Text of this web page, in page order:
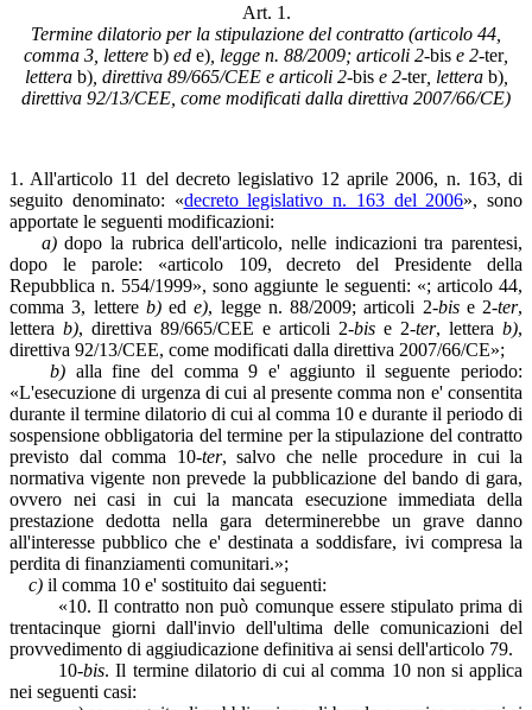
Art. 1.
Termine dilatorio per la stipulazione del contratto (articolo 44,
comma 3, lettere b) ed e) , legge n. 88/2009; articoli 2-bis e 2-ter,
lettera b), direttiva 89/665/CEE e articoli 2-bise 2-ter, lettera b),
direttiva 92/13/CEE, come modificati dalla direttiva 2007/66/CE)
1. All'articolo 11 del decreto legislativo 12 aprile 2006, n. 163, di
seguito denominato: «decreto legislativo n. 163 del 2006», sono
apportate le seguenti modificazioni:
a)dopo la rubrica dell'articolo, nelle indicazioni tra parentesi,
dopo le parole: «articolo 109, decreto del Presidente della
Repubblica n. 554/1999», sono aggiunte le seguenti: «; articolo 44,
comma 3, lettere b)ede), legge n. 88/2009; articoli 2-bise 2-ter,
lettera b), direttiva 89/665/CEE e articoli 2-bis e 2-ter, lettera b),
direttiva 92/13/CEE, come modificati dalla direttiva 2007/66/CE»;
b) alla fine del comma 9 e' aggiunto il seguente periodo:
«L'esecuzione di urgenza di cui al presente comma non e' consentita
durante il termine dilatorio di cui al comma 10 e durante il periodo di
sospensione obbligatoria del termine per la stipulazione del contratto
previsto dal comma 10-ter, salvo che nelle procedure in cui la
normativa vigente non prevede la pubblicazione del bando di gara,
ovvero nei casi in cui la mancata esecuzione immediata della
prestazione dedotta nella gara determinerebbe un grave danno
all'interesse pubblico che e' destinata a soddisfare, ivi compresa la
perdita di finanziamenti comunitari.»;
c) il comma 10 e' sostituito dai seguenti:
«10. Il contratto non può comunque essere stipulato prima di
trentacinque giorni dall'invio dell'ultima delle comunicazioni del
provvedimento di aggiudicazione definitiva ai sensi dell'articolo 79.
10-bis. Il termine dilatorio di cui al comma 10 non si applica
nei seguenti casi: